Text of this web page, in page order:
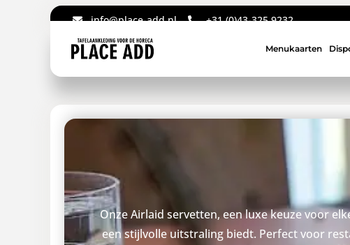
info@place-add.nl +31 (0)43-325 9232
Menukaarten
Onze Airlaid servetten, een luxe keuze voor
een stijlvolle uitstraling biedt. Perfect voor